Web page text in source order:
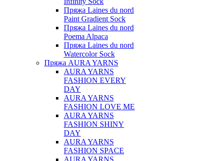
Пряжа Laines du nord
Paint Gradient Sock
Пряжа Laines du nord
Poema Alpaca
Пряжа Laines du nord
Watercolor Sock
Пряжа AURA YARNS
AURA YARNS
FASHION EVERY
DAY
AURA YARNS
FASHION LOVE ME
AURA YARNS
FASHION SHINY
DAY
AURA YARNS
FASHION SPACE
AURA YARNS